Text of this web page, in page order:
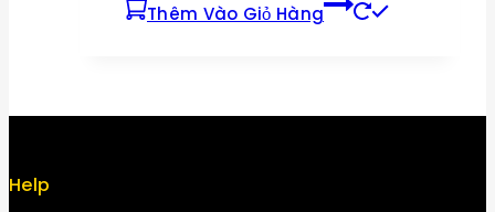
Thêm Vào Giỏ Hàng
Help